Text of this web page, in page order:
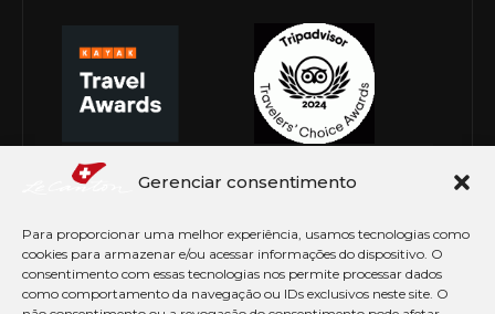
Gerenciar consentimento
Para proporcionar uma melhor experiência, usamos tecnologias como
cookies para armazenar e/ou acessar informações do dispositivo. O
consentimento com essas tecnologias nos permite processar dados
como comportamento da navegação ou IDs exclusivos neste site. O